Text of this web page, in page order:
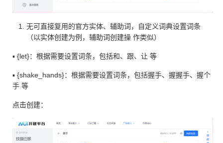
⽆可直接复⽤的官⽅实体、辅助词，⾃定义词典设置词条
（以实体创建为例，辅助词创建操 作类似）
▪ {let}：根据需要设置词条，包括和、跟、让 等
▪ {shake_hands}：根据需要设置词条，包括握⼿、握握⼿、握个
⼿ 等
点击创建：